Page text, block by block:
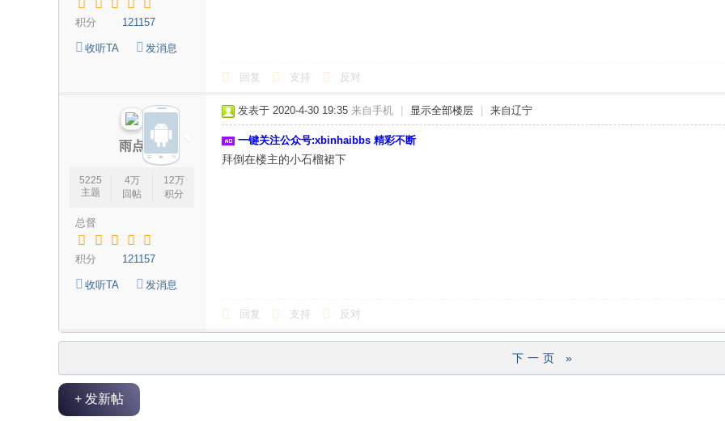
积分 121157
收听TA 发消息
回复 支持 反对
雨点
5225
主题
4万
回帖
12万
积分
总督
积分 121157
收听TA 发消息
发表于 2020-4-30 19:35 来自手机 显示全部楼层 来自辽宁
一键关注公众号:xbinhaibbs 精彩不断
拜倒在楼主的小石榴裙下
回复 支持 反对
下一页 »
+ 发新帖